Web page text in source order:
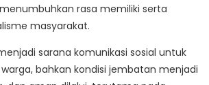
rasa memiliki serta
masyarakat.
sarana komunikasi sosial untuk
bahkan kondisi jembatan menjadi